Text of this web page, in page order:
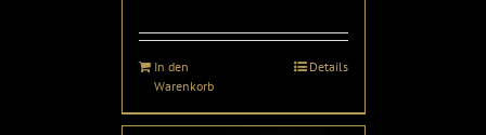
In den
Warenkorb
Details